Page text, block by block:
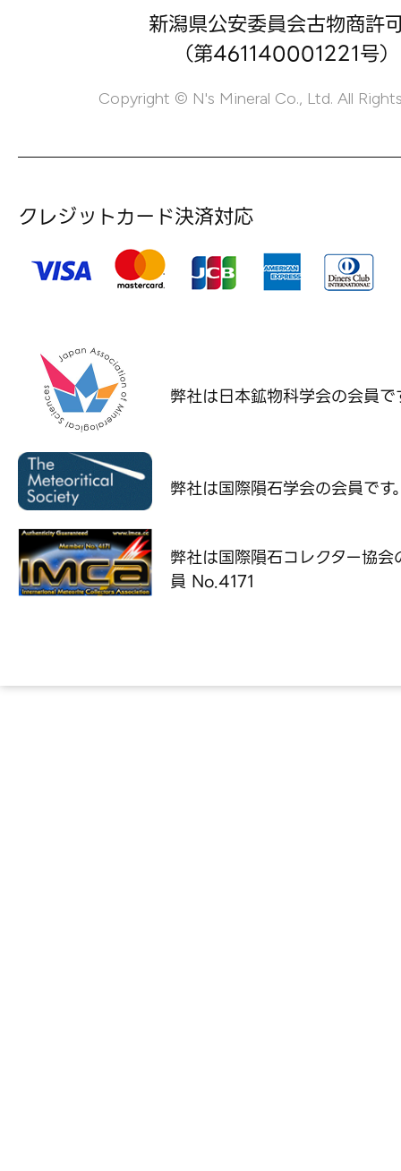
新潟県公安委員会古物商許
（第461140001221号）
Copyright © N's Mineral Co., Ltd. All
クレジットカード決済対応
弊社は日本鉱物科学会の会員で
弊社は国際隕石学会の会員です
弊社は国際隕石コレクター協会
員 No.4171